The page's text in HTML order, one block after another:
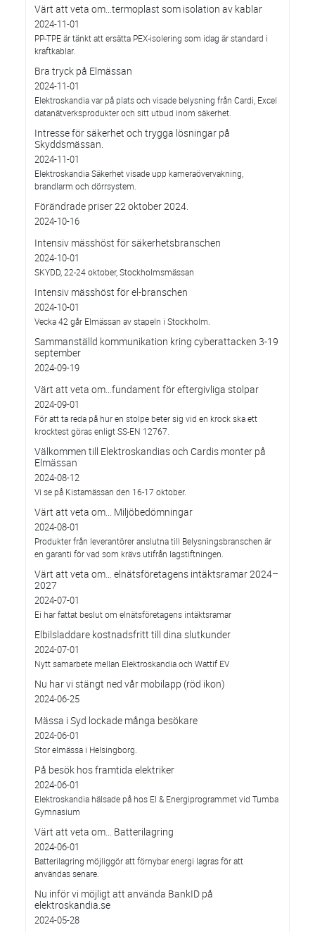
Värt att veta om…termoplast som isolation av kablar
2024-11-01
PP-TPE är tänkt att ersätta PEX-isolering som idag är standard i
kraftkablar.
Bra tryck på Elmässan
2024-11-01
Elektroskandia var på plats och visade belysning från Cardi, Excel
datanätverksprodukter och sitt utbud inom säkerhet.
Intresse för säkerhet och trygga lösningar på
Skyddsmässan.
2024-11-01
Elektroskandia Säkerhet visade upp kameraövervakning,
brandlarm och dörrsystem.
Förändrade priser 22 oktober 2024.
2024-10-16
Intensiv mässhöst för säkerhetsbranschen
2024-10-01
SKYDD, 22-24 oktober, Stockholmsmässan
Intensiv mässhöst för el-branschen
2024-10-01
Vecka 42 går Elmässan av stapeln i Stockholm.
Sammanställd kommunikation kring cyberattacken 3-19
september
2024-09-19
Värt att veta om…fundament för eftergivliga stolpar
2024-09-01
För att ta reda på hur en stolpe beter sig vid en krock ska ett
krocktest göras enligt SS-EN 12767.
Välkommen till Elektroskandias och Cardis monter på
Elmässan
2024-08-12
Vi se på Kistamässan den 16-17 oktober.
Värt att veta om... Miljöbedömningar
2024-08-01
Produkter från leverantörer anslutna till Belysningsbranschen är
en garanti för vad som krävs utifrån lagstiftningen.
Värt att veta om… elnätsföretagens intäktsramar 2024–
2027
2024-07-01
Ei har fattat beslut om elnätsföretagens intäktsramar
Elbilsladdare kostnadsfritt till dina slutkunder
2024-07-01
Nytt samarbete mellan Elektroskandia och Wattif EV
Nu har vi stängt ned vår mobilapp (röd ikon)
2024-06-25
Mässa i Syd lockade många besökare
2024-06-01
Stor elmässa i Helsingborg.
På besök hos framtida elektriker
2024-06-01
Elektroskandia hälsade på hos El & Energiprogrammet vid Tumba
Gymnasium
Värt att veta om... Batterilagring
2024-06-01
Batterilagring möjliggör att förnybar energi lagras för att
användas senare.
Nu inför vi möjligt att använda BankID på
elektroskandia.se
2024-05-28